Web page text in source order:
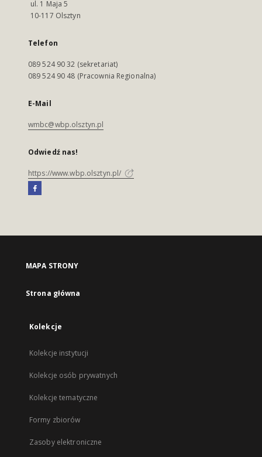
ul. 1 Maja 5
10-117 Olsztyn
Telefon
089 524 90 32 (sekretariat)
089 524 90 48 (Pracownia Regionalna)
E-Mail
wmbc@wbp.olsztyn.pl
Odwiedź nas!
https://www.wbp.olsztyn.pl/
MAPA STRONY
Strona główna
Kolekcje
Kolekcje instytucji
Kolekcje osób prywatnych
Kolekcje tematyczne
Formy zbiorów
Zasoby elektroniczne